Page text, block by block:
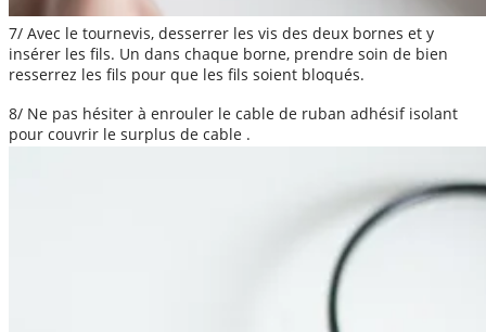
7/ Avec le tournevis, desserrer les vis des deux bornes et y
insérer les fils. Un dans chaque borne, prendre soin de bien
resserrez les fils pour que les fils soient bloqués.
8/ Ne pas hésiter à enrouler le cable de ruban adhésif isolant
pour couvrir le surplus de cable .